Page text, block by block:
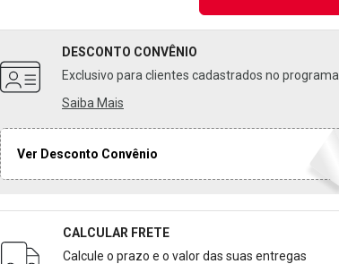
DESCONTO CONVÊNIO
Exclusivo para clientes cadastrados no programa
Saiba Mais
Ver Desconto Convênio
Formulário para Calcular o Frete
CALCULAR FRETE
Calcule o prazo e o valor das suas entregas